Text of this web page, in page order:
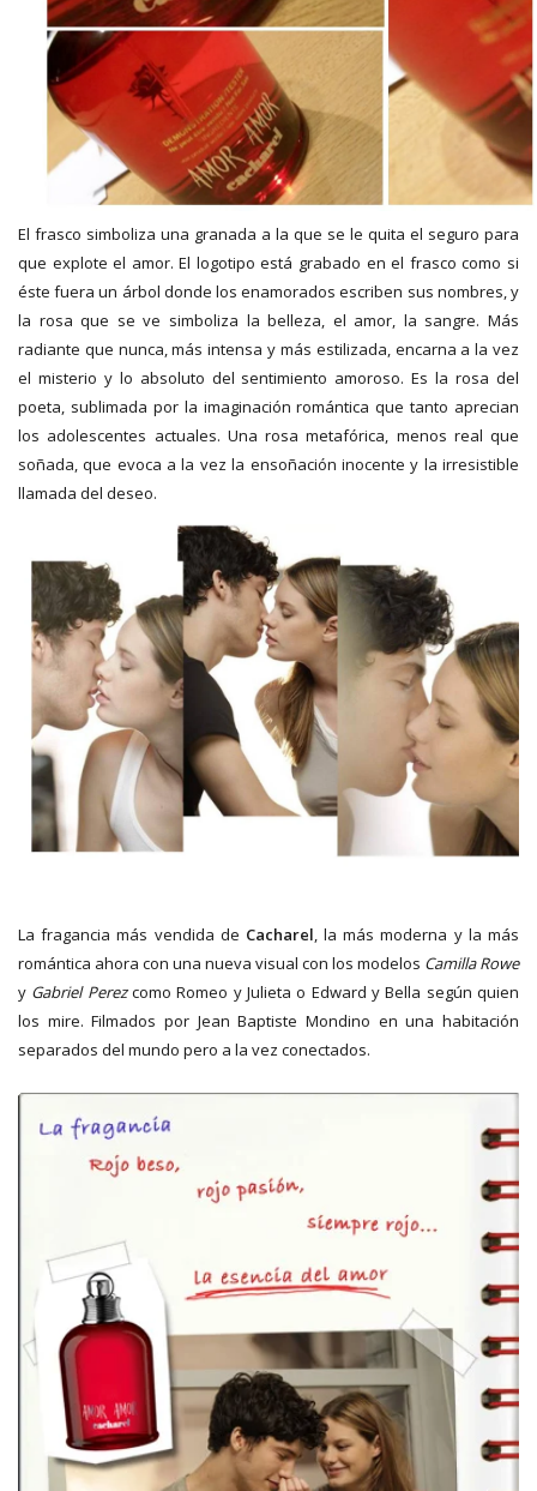
El frasco simboliza una granada a la que se le quita el seguro para
que explote el amor. El logotipo está grabado en el frasco como si
éste fuera un árbol donde los enamorados escriben sus nombres, y
la rosa que se ve simboliza la belleza, el amor, la sangre. Más
radiante que nunca, más intensa y más estilizada, encarna a la vez
el misterio y lo absoluto del sentimiento amoroso. Es la rosa del
poeta, sublimada por la imaginación romántica que tanto aprecian
los adolescentes actuales. Una rosa metafórica, menos real que
soñada, que evoca a la vez la ensoñación inocente y la irresistible
llamada del deseo.
La fragancia más vendida de Cacharel, la más moderna y la más
romántica ahora con una nueva visual con los modelos Camilla Rowe
y Gabriel Perezcomo Romeo y Julieta o Edward y Bella según quien
los mire. Filmados por Jean Baptiste Mondino en una habitación
separados del mundo pero a la vez conectados.